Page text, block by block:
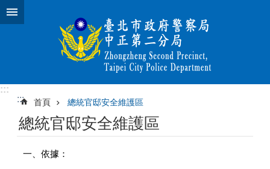
跳到主要內容區塊
:::
:::
首頁 總統官邸安全維護區
總統官邸安全維護區
一、依據：